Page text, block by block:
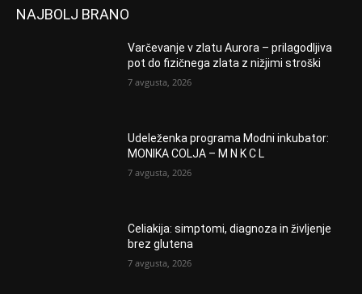
NAJBOLJ BRANO
Varčevanje v zlatu Aurora – prilagodljiva
pot do fizičnega zlata z nižjimi stroški
7 avgusta, 2026
Udeleženka programa Modni inkubator:
MONIKA COLJA – M N K C L
7 avgusta, 2026
Celiakija: simptomi, diagnoza in življenje
brez glutena
7 avgusta, 2026